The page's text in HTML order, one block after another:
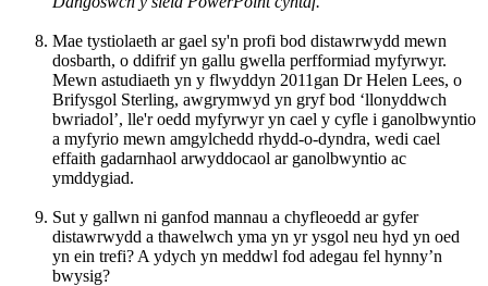
Mae tystiolaeth ar gael sy'n profi bod distawrwydd mewn
dosbarth, o ddifrif yn gallu gwella perfformiad myfyrwyr.
Mewn astudiaeth yn y flwyddyn 2011gan Dr Helen Lees, o
Brifysgol Sterling, awgrymwyd yn gryf bod ‘llonyddwch
bwriadol’, lle'r oedd myfyrwyr yn cael y cyfle i ganolbwyntio
a myfyrio mewn amgylchedd rhydd-o-dyndra, wedi cael
effaith gadarnhaol arwyddocaol ar ganolbwyntio ac
ymddygiad.
Sut y gallwn ni ganfod mannau a chyfleoedd ar gyfer
distawrwydd a thawelwch yma yn yr ysgol neu hyd yn oed
yn ein trefi? A ydych yn meddwl fod adegau fel hynny’n
bwysig?